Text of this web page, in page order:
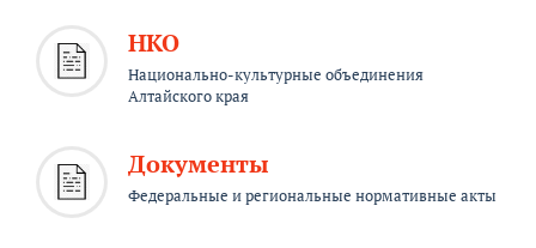
НКО
Национально-культурные объединения
Алтайского края
Документы
Федеральные и региональные нормативные акты